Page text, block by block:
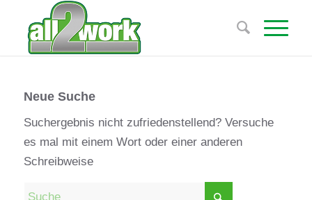
Neue Suche
Suchergebnis nicht zufriedenstellend? Versuche
es mal mit einem Wort oder einer anderen
Schreibweise